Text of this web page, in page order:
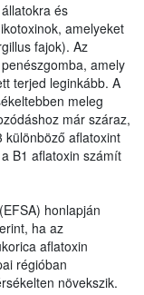
és
amelyeket
fajok). Az
amely
terjed leginkább. A
meleg
már száraz,
különböző aflatoxint
B1 aflatoxin számít
honlapján
ha az
aflatoxin
régióban
növekszik.